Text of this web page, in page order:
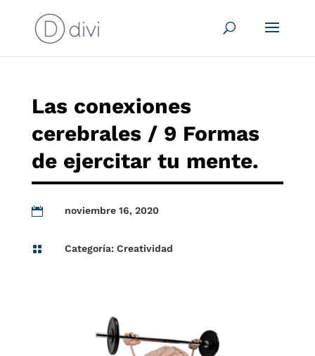
Las conexiones
cerebrales / 9 Formas
de ejercitar tu mente.
 noviembre 16, 2020
 Categoría: Creatividad